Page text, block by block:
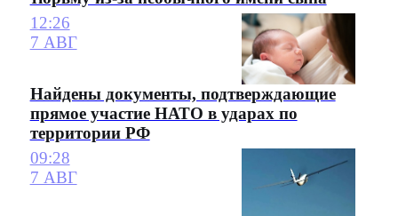
12:26
7 АВГ
Найдены документы, подтверждающие
прямое участие НАТО в ударах по
территории РФ
09:28
7 АВГ